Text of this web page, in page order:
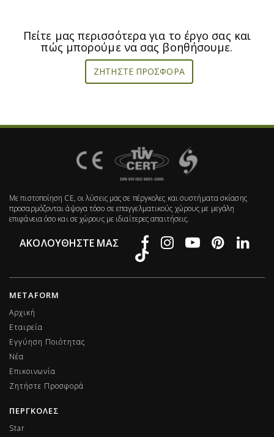
Πείτε μας περισσότερα για το έργο σας και
πώς μπορούμε να σας βοηθήσουμε.
ΖΗΤΉΣΤΕ ΠΡΟΣΦΟΡΆ
Με πιστοποίηση CE, οι λύσεις μας σε πέργκολες και συστήματα σκίασης
προσαρμόζονται άψογα τόσο σε επαγγελματικούς χώρους με μεγάλη
επιφάνεια όσο και σε χώρους με ιδιαίτερες απαιτήσεις.
ΑΚΟΛΟΥΘΉΣΤΕ ΜΑΣ
METAFORM
Αρχική
Εταιρεία
Εγγύηση Ποιότητας
Νέα
Επικοινωνία
Ζητήστε Προσφορά
ΠΕΡΓΚΟΛΕΣ
Star